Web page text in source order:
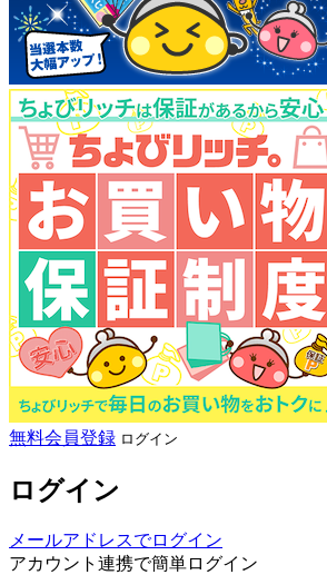
無料会員登録 ログイン
ログイン
メールアドレスでログイン
アカウント連携で簡単ログイン